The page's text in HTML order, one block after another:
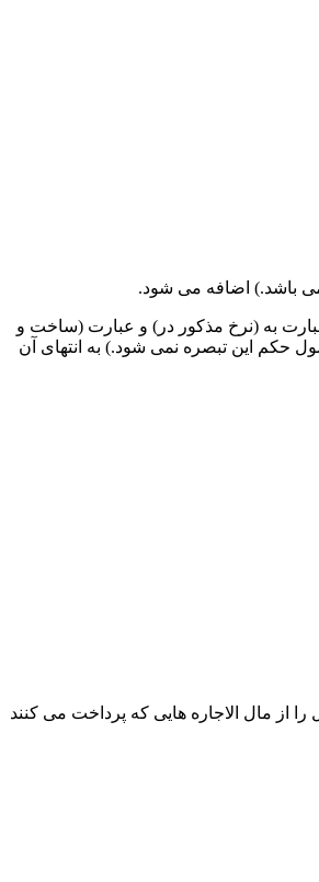
اقتصادی) جایگزین عبارت (و سایر فعالیت های تولیدی) و عبارت (جزء (۳) بند (الف)) پس از عبارت به (نرخ مذکور در) و عبارت (ساخت و
به حساب (۱۰۰) حضرت امام خمینی (ره) واریز گردد مشمول حکم این تبصره نمی شود.) به انتهای آن
فصل را از مال الاجاره هایی که پرداخت می کنند